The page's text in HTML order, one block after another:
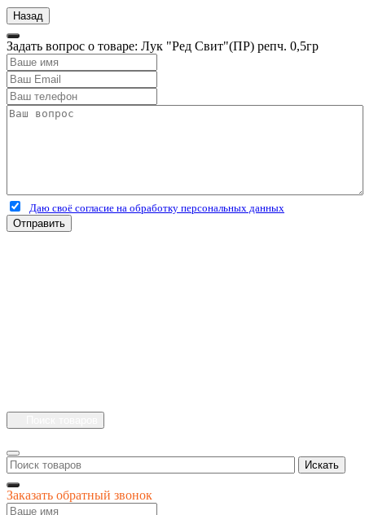
Задать вопрос о товаре: Лук "Ред Свит"(ПР) репч. 0,5гр
Даю своё согласие на обработку персональных данных
Отправить
Искать
Заказать обратный звонок